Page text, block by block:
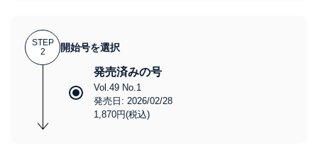
STEP
2
開始号を選択
発売済みの号
Vol.49 No.1
発売日: 2026/02/28
1,870円(税込)